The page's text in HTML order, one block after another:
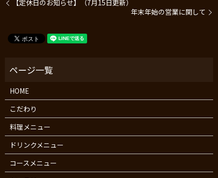
【定休日のお知らせ】（7月15日更新）
年末年始の営業に関して
HOME
こだわり
料理メニュー
ドリンクメニュー
コースメニュー